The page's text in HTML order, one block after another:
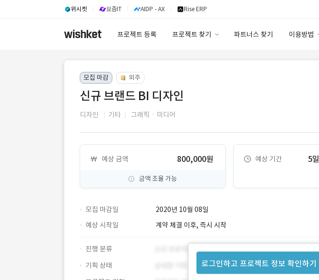
위시켓 요즘IT AIDP - AX Rise ERP
프로젝트 등록 프로젝트 찾기 파트너스 찾기 이용방법
모집 마감 외주
신규 브랜드 BI 디자인
디자인 기타 그래픽ㆍ미디어
예상 금액 800,000원
금액 조율 가능
예상 기간 5일
모집 마감일 2020년 10월 08일
로그인하고 프로젝트 정보 확인하기
예상 시작일 계약 체결 이후, 즉시 시작
진행 분류
기획 상태